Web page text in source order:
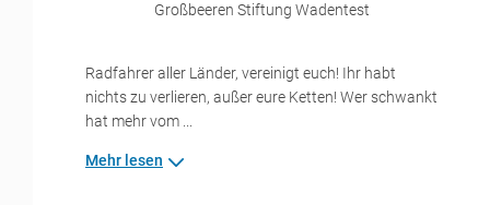
Großbeeren Stiftung Wadentest
Radfahrer aller Länder, vereinigt euch! Ihr habt
nichts zu verlieren, außer eure Ketten! Wer schwankt
hat mehr vom ...
Mehr lesen